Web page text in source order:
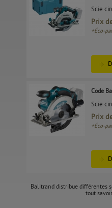
Scie
Prix
+Éco-
Code
Scie
Prix
+Éco-
Balitrand distribue différentes
tout